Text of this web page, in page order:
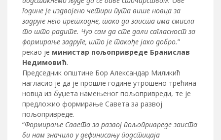
године је издвојено четири пута више новца за
задруге него претходне, тако да заиста има смисла
то што радите. Чуо сам да сте дали сагласност за
формирање задруге, што је такође јако добро.”
рекао је министар пољопривреде Бранислав
Недимовић.
Председник општине Бор Александар Миликић
нагласио је да је прошле године утрошено трећина
новца из буџета намењеног пољопривреди, те је
предложио формирање Савета за развој
пољопривреде.
“Формирање Савета за развој пољопривреде заиста
би нам значило у дефинисању подстицаја